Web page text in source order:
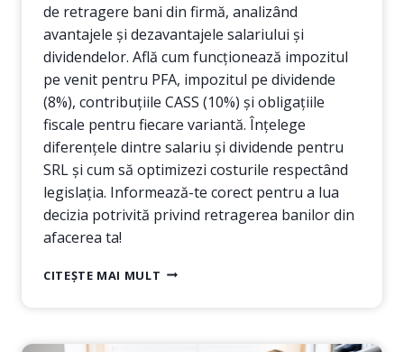
de retragere bani din firmă, analizând
avantajele și dezavantajele salariului și
dividendelor. Află cum funcționează impozitul
pe venit pentru PFA, impozitul pe dividende
(8%), contribuțiile CASS (10%) și obligațiile
fiscale pentru fiecare variantă. Înțelege
diferențele dintre salariu și dividende pentru
SRL și cum să optimizezi costurile respectând
legislația. Informează-te corect pentru a lua
decizia potrivită privind retragerea banilor din
afacerea ta!
CITEȘTE MAI MULT DIVIDENDE